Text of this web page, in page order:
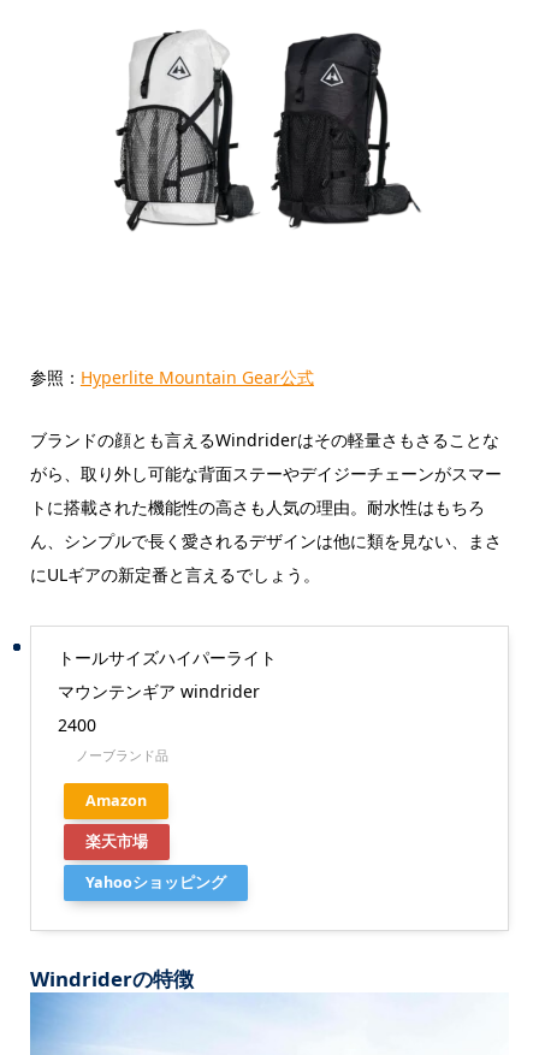
参照： Hyperlite Mountain Gear公式
ブランドの顔とも言えるWindriderはその軽量さもさることな
がら、取り外し可能な背面ステーやデイジーチェーンがスマー
トに搭載された機能性の高さも人気の理由。耐水性はもちろ
ん、シンプルで長く愛されるデザインは他に類を見ない、まさ
にULギアの新定番と言えるでしょう。
トールサイズハイパーライト
マウンテンギア windrider
2400
ノーブランド品
Amazon
楽天市場
Yahooショッピング
Windriderの特徴